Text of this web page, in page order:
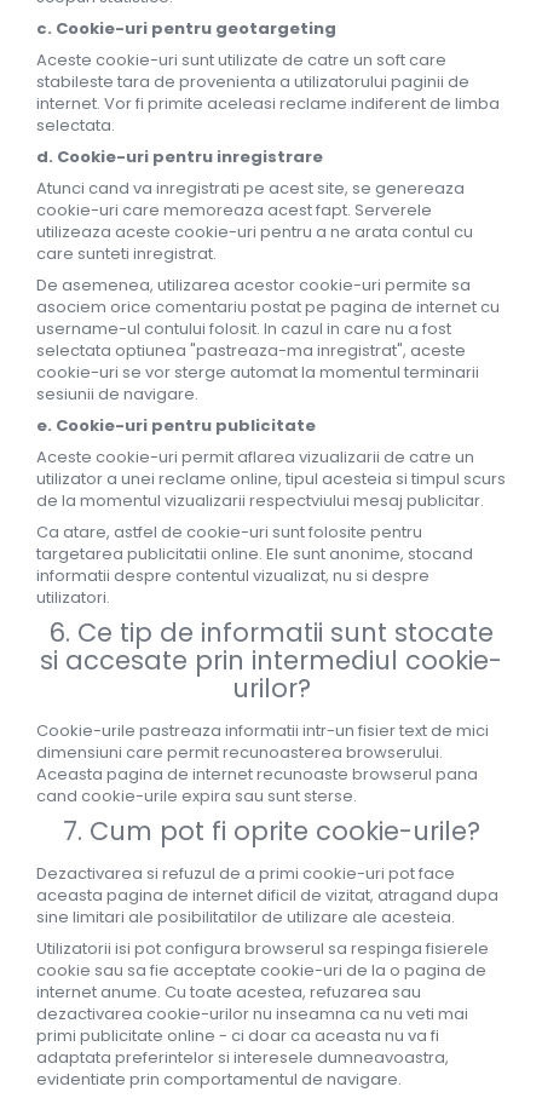
c. Cookie-uri pentru geotargeting
Aceste cookie-uri sunt utilizate de catre un soft care
stabileste tara de provenienta a utilizatorului paginii de
internet. Vor fi primite aceleasi reclame indiferent de limba
selectata.
d. Cookie-uri pentru inregistrare
Atunci cand va inregistrati pe acest site, se genereaza
cookie-uri care memoreaza acest fapt. Serverele
utilizeaza aceste cookie-uri pentru a ne arata contul cu
care sunteti inregistrat.
De asemenea, utilizarea acestor cookie-uri permite sa
asociem orice comentariu postat pe pagina de internet cu
username-ul contului folosit. In cazul in care nu a fost
selectata optiunea "pastreaza-ma inregistrat", aceste
cookie-uri se vor sterge automat la momentul terminarii
sesiunii de navigare.
e. Cookie-uri pentru publicitate
Aceste cookie-uri permit aflarea vizualizarii de catre un
utilizator a unei reclame online, tipul acesteia si timpul scurs
de la momentul vizualizarii respectviului mesaj publicitar.
Ca atare, astfel de cookie-uri sunt folosite pentru
targetarea publicitatii online. Ele sunt anonime, stocand
informatii despre contentul vizualizat, nu si despre
utilizatori.
6. Ce tip de informatii sunt stocate
si accesate prin intermediul cookie-
urilor?
Cookie-urile pastreaza informatii intr-un fisier text de mici
dimensiuni care permit recunoasterea browserului.
Aceasta pagina de internet recunoaste browserul pana
cand cookie-urile expira sau sunt sterse.
7. Cum pot fi oprite cookie-urile?
Dezactivarea si refuzul de a primi cookie-uri pot face
aceasta pagina de internet dificil de vizitat, atragand dupa
sine limitari ale posibilitatilor de utilizare ale acesteia.
Utilizatorii isi pot configura browserul sa respinga fisierele
cookie sau sa fie acceptate cookie-uri de la o pagina de
internet anume. Cu toate acestea, refuzarea sau
dezactivarea cookie-urilor nu inseamna ca nu veti mai
primi publicitate online - ci doar ca aceasta nu va fi
adaptata preferintelor si interesele dumneavoastra,
evidentiate prin comportamentul de navigare.